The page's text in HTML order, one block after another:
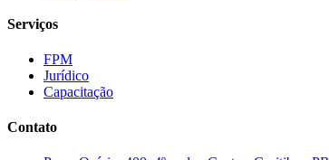
Serviços
FPM
Jurídico
Capacitação
Contato